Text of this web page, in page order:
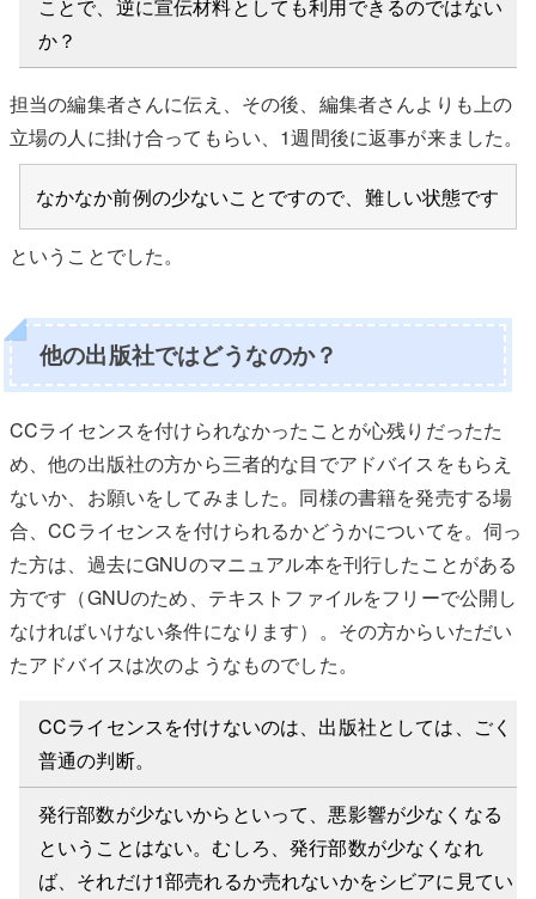
ことで、逆に宣伝材料としても利用できるのではない
か？
担当の編集者さんに伝え、その後、編集者さんよりも上の
立場の人に掛け合ってもらい、1週間後に返事が来ました。
なかなか前例の少ないことですので、難しい状態です
ということでした。
他の出版社ではどうなのか？
CCライセンスを付けられなかったことが心残りだったた
め、他の出版社の方から三者的な目でアドバイスをもらえ
ないか、お願いをしてみました。同様の書籍を発売する場
合、CCライセンスを付けられるかどうかについてを。伺っ
た方は、過去にGNUのマニュアル本を刊行したことがある
方です（GNUのため、テキストファイルをフリーで公開し
なければいけない条件になります）。その方からいただい
たアドバイスは次のようなものでした。
CCライセンスを付けないのは、出版社としては、ごく
普通の判断。
発行部数が少ないからといって、悪影響が少なくなる
ということはない。むしろ、発行部数が少なくなれ
ば、それだけ1部売れるか売れないかをシビアに見てい